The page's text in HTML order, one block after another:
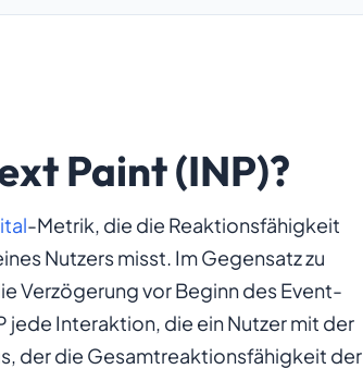
Paint (INP)?
-Metrik, die die Reaktionsfähigkeit
Nutzers misst. Im Gegensatz zu
Verzögerung vor Beginn des Event-
jede Interaktion, die ein Nutzer mit der
der die Gesamtreaktionsfähigkeit der